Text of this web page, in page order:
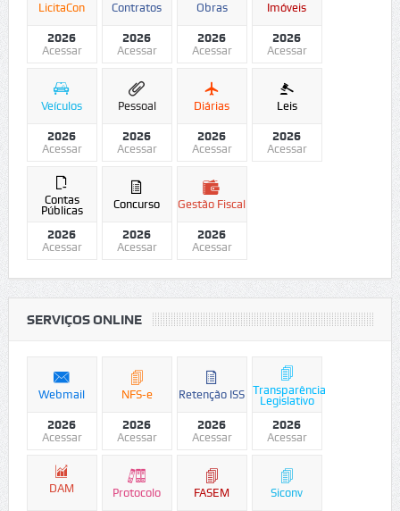
LicitaCon
2026
Acessar
Contratos
2026
Acessar
Obras
2026
Acessar
Imóveis
2026
Acessar
Veículos
2026
Acessar
Pessoal
2026
Acessar
Diárias
2026
Acessar
Leis
2026
Acessar
Contas
Públicas
2026
Acessar
Concurso
2026
Acessar
Gestão Fiscal
2026
Acessar
SERVIÇOS ONLINE
Webmail
2026
Acessar
NFS-e
2026
Acessar
Retenção ISS
2026
Acessar
Transparência
Legislativo
2026
Acessar
DAM Protocolo FASEM Siconv